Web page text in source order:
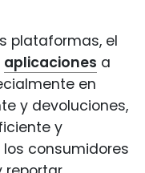
plataformas, el
aplicaciones a
en
y devoluciones,
y
consumidores